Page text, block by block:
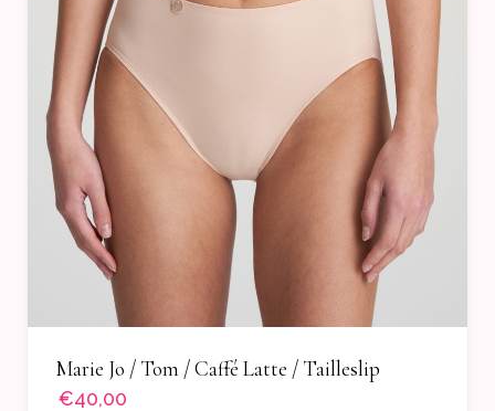
Marie Jo / Tom / Caffé Latte / Tailleslip
€40,00